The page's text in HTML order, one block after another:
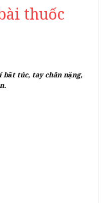
thuốc
túc, tay chân nặng,